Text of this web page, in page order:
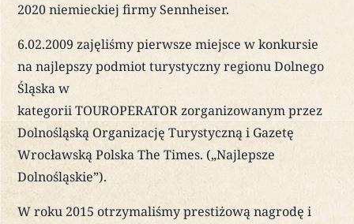
2020 niemieckiej firmy Sennheiser.
6.02.2009 zajęliśmy pierwsze miejsce w konkursie
na najlepszy podmiot turystyczny regionu Dolnego
Śląska w
kategorii TOUROPERATOR zorganizowanym przez
Dolnośląską Organizację Turystyczną i Gazetę
Wrocławską Polska The Times. („Najlepsze
Dolnośląskie”).
W roku 2015 otrzymaliśmy prestiżową nagrodę i